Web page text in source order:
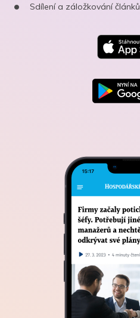
Sdílení a záložkování článků.